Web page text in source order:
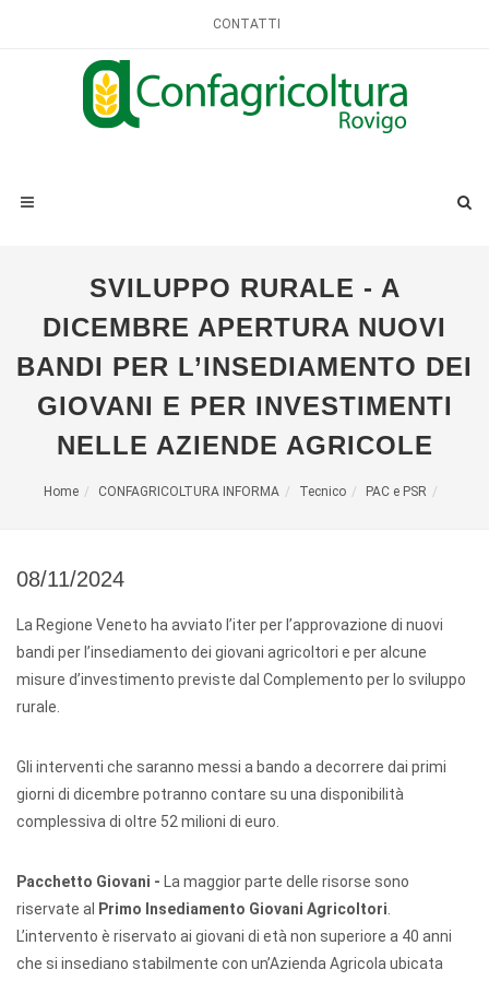
CONTATTI
SVILUPPO RURALE - A
DICEMBRE APERTURA NUOVI
BANDI PER L’INSEDIAMENTO DEI
GIOVANI E PER INVESTIMENTI
NELLE AZIENDE AGRICOLE
Home CONFAGRICOLTURA INFORMA Tecnico PAC e PSR
08/11/2024
La Regione Veneto ha avviato l’iter per l’approvazione di nuovi
bandi per l’insediamento dei giovani agricoltori e per alcune
misure d’investimento previste dal Complemento per lo sviluppo
rurale.
Gli interventi che saranno messi a bando a decorrere dai primi
giorni di dicembre potranno contare su una disponibilità
complessiva di oltre 52 milioni di euro.
Pacchetto Giovani - La maggior parte delle risorse sono
riservate al
Primo Insediamento Giovani Agricoltori
L’intervento è riservato ai giovani di età non superiore a 40 anni
che si insediano stabilmente con un’Azienda Agricola ubicata